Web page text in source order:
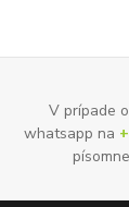
V prípade
whatsapp na